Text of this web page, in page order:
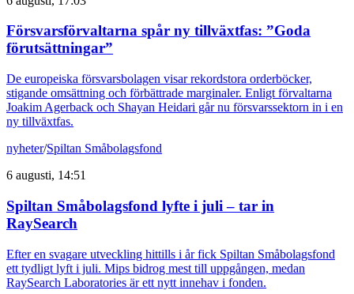
Försvarsförvaltarna spår ny tillväxtfas: ”Goda
förutsättningar”
De europeiska försvarsbolagen visar rekordstora orderböcker,
stigande omsättning och förbättrade marginaler. Enligt förvaltarna
Joakim Agerback och Shayan Heidari går nu försvarssektorn in i en
ny tillväxtfas.
nyheter/Spiltan Småbolagsfond
6 augusti, 14:51
Spiltan Småbolagsfond lyfte i juli – tar in
RaySearch
Efter en svagare utveckling hittills i år fick Spiltan Småbolagsfond
ett tydligt lyft i juli. Mips bidrog mest till uppgången, medan
RaySearch Laboratories är ett nytt innehav i fonden.